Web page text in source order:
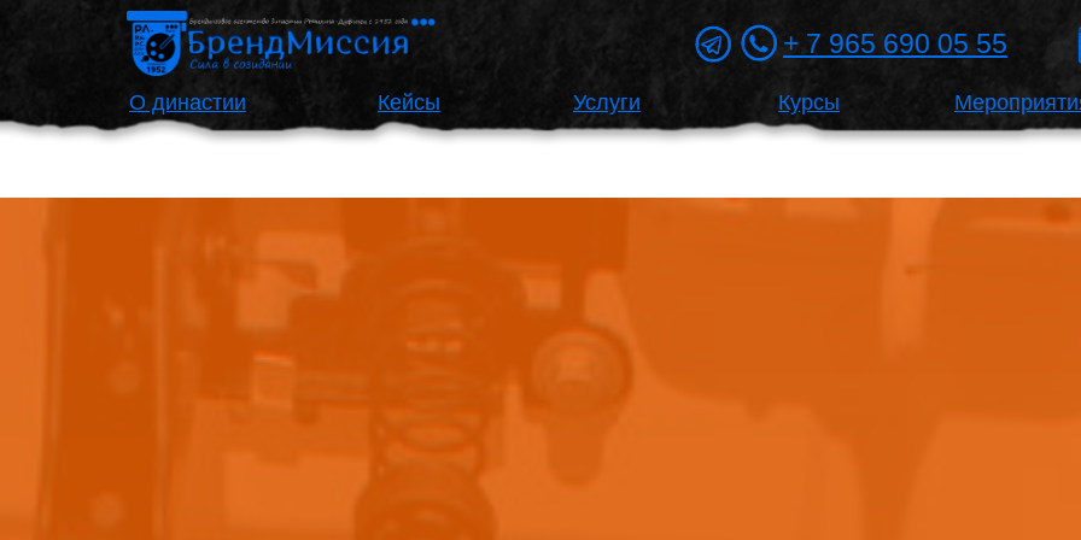
О династии Услуги Курсы
Кейсы
+ 7 965 690 05 55